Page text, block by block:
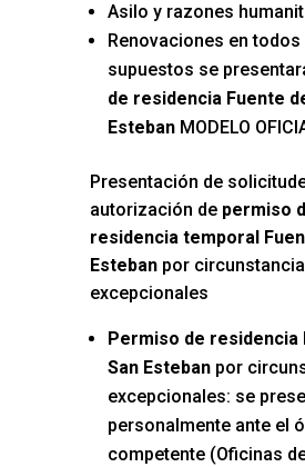
Asilo y razones
Renovaciones en todos
supuestos se
de residencia Fuente
EstebanMODELO
Presentación de
autorización depermiso
residencia temporal
Esteban por
excepcionales
Permiso de residencia
San Estebanpor
excepcionales: se
personalmente ante el
competente (Oficinas